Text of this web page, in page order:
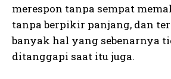
merespon tanpa sempat
tanpa berpikir panjang, dan
banyak hal yang sebenarnya
ditanggapi saat itu juga.